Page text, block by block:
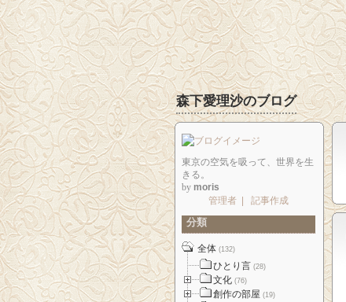
森下愛理沙のブログ
東京の空気を吸って、世界を生
きる。
by moris
管理者
記事作成
分類
全体 (132)
ひとり言 (28)
文化 (76)
創作の部屋 (19)